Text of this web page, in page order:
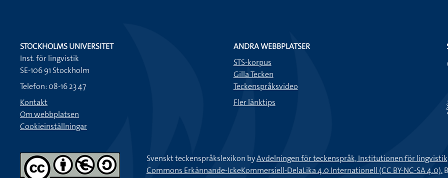
STOCKHOLMS UNIVERSITET
Inst. för lingvistik
SE-106 91 Stockholm
Telefon: 08-16 23 47
Kontakt
Om webbplatsen
Cookieinställningar
ANDRA WEBBPLATSER
STS-korpus
Gilla Tecken
Teckenspråksvideo
Fler länktips
Svenskt teckenspråkslexikon byAvdelningen för teckenspråk, Institutionen för
Commons Erkännande-IckeKommersiell-DelaLika 4.0 Internationell (CC BY-NC-SA 4.0).